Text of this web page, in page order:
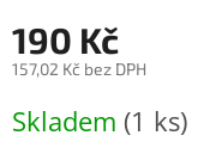
190 Kč
157,02 Kč bez DPH
cena:
Skladem (1 ks)